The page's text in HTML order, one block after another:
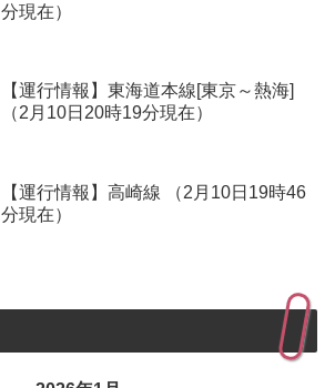
分現在）
【運行情報】東海道本線[東京～熱海]
（2月10日20時19分現在）
【運行情報】高崎線 （2月10日19時46
分現在）